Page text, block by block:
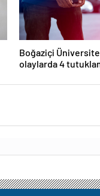
Boğaziçi
olaylarda 4